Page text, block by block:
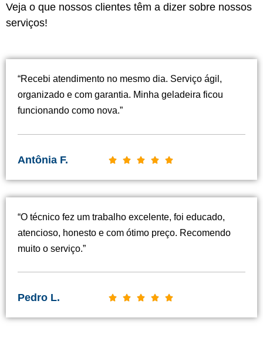
Veja o que nossos clientes têm a dizer sobre nossos
serviços!
“Recebi atendimento no mesmo dia. Serviço ágil,
organizado e com garantia. Minha geladeira ficou
funcionando como nova.”
Antônia F.     C
s
i
d
“O técnico fez um trabalho excelente, foi educado,
atencioso, honesto e com ótimo preço. Recomendo
muito o serviço.”
Pedro L.     C